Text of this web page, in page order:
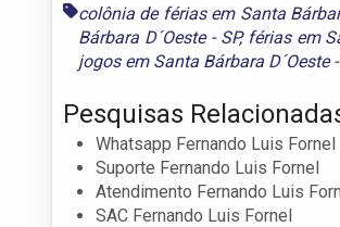
colônia de férias em Santa
Bárbara D´Oeste - SP, férias em
jogos em Santa Bárbara D´Oeste
Pesquisas
Whatsapp Fernando Luis Fornel
Suporte Fernando Luis Fornel
Atendimento Fernando Luis
SAC Fernando Luis Fornel